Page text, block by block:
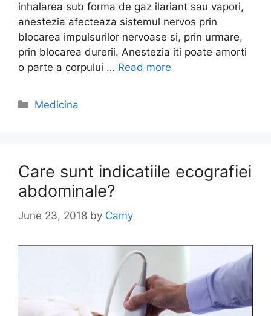
inhalarea sub forma de gaz ilariant sau vapori,
anestezia afecteaza sistemul nervos prin
blocarea impulsurilor nervoase si, prin urmare,
prin blocarea durerii. Anestezia iti poate amorti
o parte a corpului … Read more
Categories
Medicina
Care sunt indicatiile ecografiei
abdominale?
June 23, 2018 by Camy